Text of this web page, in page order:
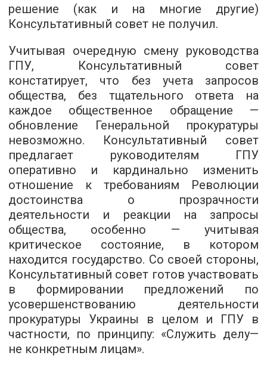
решение (как и на многие другие)
Консультативный совет не получил.
Учитывая очередную смену руководства
ГПУ, Консультативный совет
констатирует, что без учета запросов
общества, без тщательного ответа на
каждое общественное обращение —
обновление Генеральной прокуратуры
невозможно. Консультативный совет
предлагает руководителям ГПУ
оперативно и кардинально изменить
отношение к требованиям Революции
достоинства о прозрачности
деятельности и реакции на запросы
общества, особенно — учитывая
критическое состояние, в котором
находится государство. Со своей стороны,
Консультативный совет готов участвовать
в формировании предложений по
усовершенствованию деятельности
прокуратуры Украины в целом и ГПУ в
частности, по принципу: «Служить делу—
не конкретным лицам».